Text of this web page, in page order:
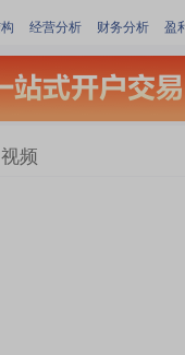
经营分析 财务分析 盈
视频